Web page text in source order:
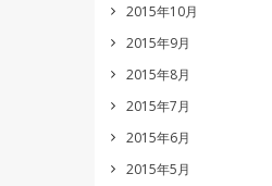
2015年10月
2015年9月
2015年8月
2015年7月
2015年6月
2015年5月